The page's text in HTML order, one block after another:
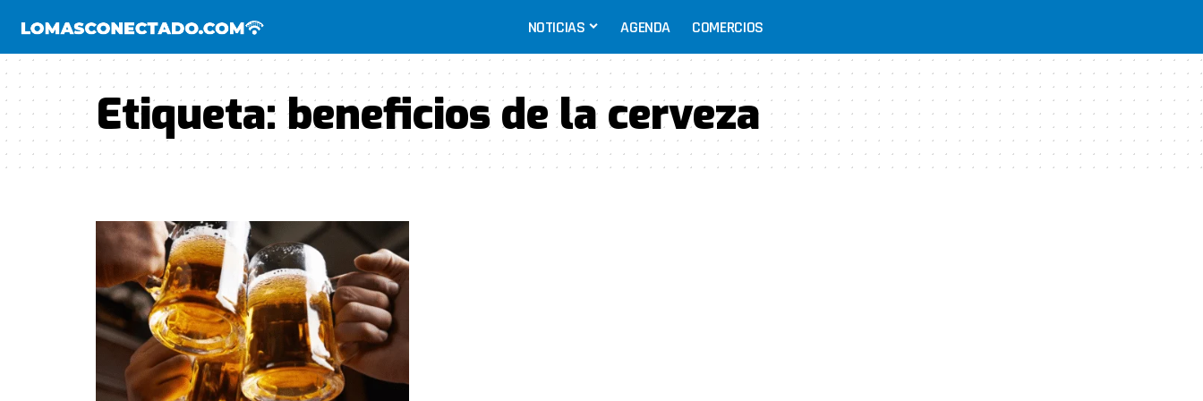
NOTICIAS AGENDA COMERCIOS
Etiqueta: beneficios de la cerveza